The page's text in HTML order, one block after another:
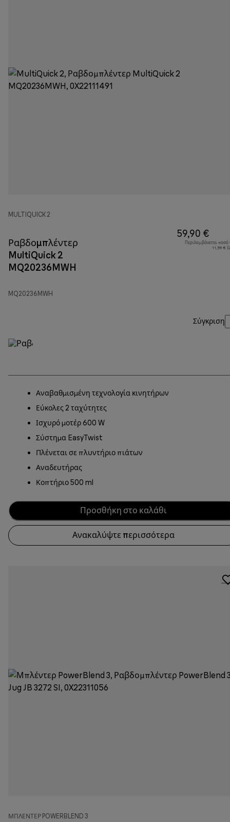
MULTIQUICK 2
Ραβδομπλέντερ
MultiQuick 2
MQ20236MWH
MQ20236MWH
59,90 €
Περιλαμβάνεται
11,59 €
Σύγκριση
Αναβαθμισμένη τεχνολογία κινητήρων
Εύκολες 2 ταχύτητες
Ισχυρό μοτέρ 600 W
Σύστημα EasyTwist
Πλένεται σε πλυντήριο πιάτων
Αναδευτήρας
Κοπτήριο 500 ml
Προσθήκη στο καλάθι
Ανακαλύψτε περισσότερα
ΜΠΛΈΝΤΕΡ POWERBLEND 3